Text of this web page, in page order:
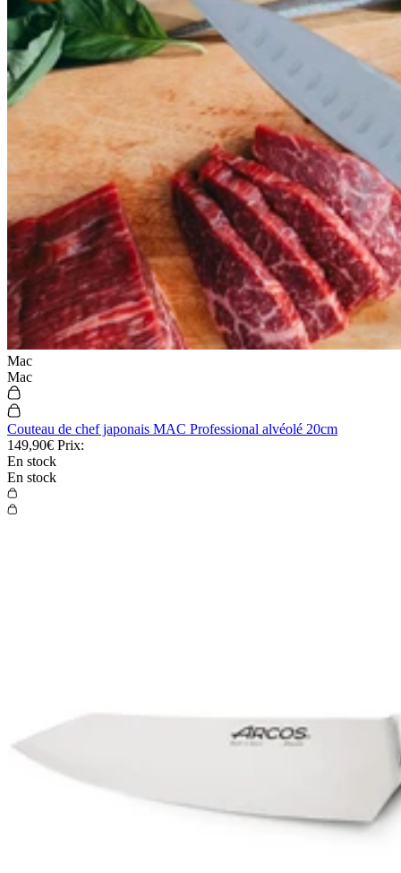
Mac
Mac
Couteau de chef japonais MAC Professional alvéolé 20cm
149,90€ Prix:
En stock
En stock